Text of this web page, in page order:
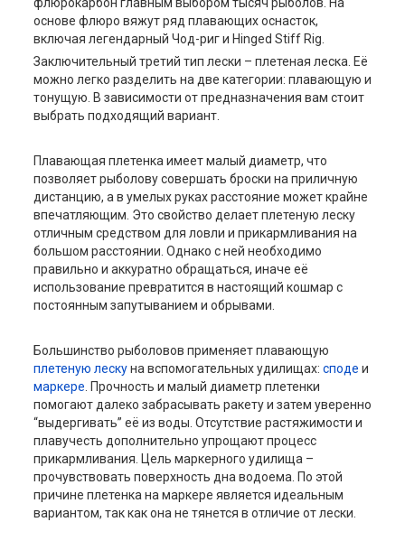
флюрокарбон главным выбором тысяч рыболов. На
основе флюро вяжут ряд плавающих оснасток,
включая легендарный Чод-риг и Hinged Stiff Rig.
Заключительный третий тип лески – плетеная леска. Её
можно легко разделить на две категории: плавающую и
тонущую. В зависимости от предназначения вам стоит
выбрать подходящий вариант.
Плавающая плетенка имеет малый диаметр, что
позволяет рыболову совершать броски на приличную
дистанцию, а в умелых руках расстояние может крайне
впечатляющим. Это свойство делает плетеную леску
отличным средством для ловли и прикармливания на
большом расстоянии. Однако с ней необходимо
правильно и аккуратно обращаться, иначе её
использование превратится в настоящий кошмар с
постоянным запутыванием и обрывами.
Большинство рыболовов применяет плавающую
плетеную лескуна вспомогательных удилищах: споде и
маркере. Прочность и малый диаметр плетенки
помогают далеко забрасывать ракету и затем уверенно
“выдергивать” её из воды. Отсутствие растяжимости и
плавучесть дополнительно упрощают процесс
прикармливания. Цель маркерного удилища –
прочувствовать поверхность дна водоема. По этой
причине плетенка на маркере является идеальным
вариантом, так как она не тянется в отличие от лески.